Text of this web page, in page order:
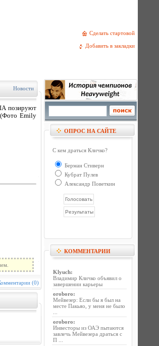
Сделать стартовой
Добавить в закладки
Новости
позируют
(Фото Emily
(0)
ОПРОС НА САЙТЕ
С кем драться Кличко?
Берман Стиверн
Кубрат Пулев
Александр Поветкин
КОММЕНТАРИИ
Klyuch:
Владимир Кличко объявил о
завершении карьеры
oroboro:
Мейвезер: Если бы я был на
месте Пакьяо, у меня не было
oroboro:
Инвесторы из ОАЭ пытаются
завлечь Мейвезера драться с
П ...